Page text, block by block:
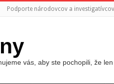
Podporte národovcov a investigatívcov
vás, aby ste pochopili, že